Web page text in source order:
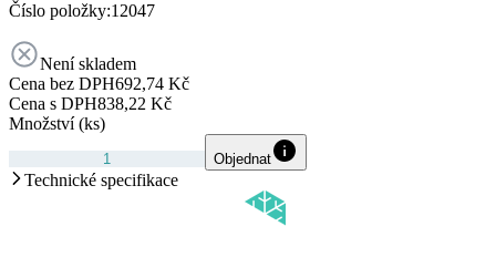
Číslo položky:12047
Není skladem
Cena bez DPH692,74 Kč
Cena s DPH838,22 Kč
Množství (ks)
Objednat
Technické specifikace